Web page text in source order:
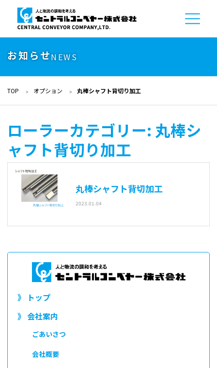
お知らせNEWS
TOP オプション 丸棒シャフト背切り加工
ローラーカテゴリー: 丸棒シ
ャフト背切り加工
丸棒シャフト背切加工
2023.01.04
》 トップ
》 会社案内
ごあいさつ
会社概要